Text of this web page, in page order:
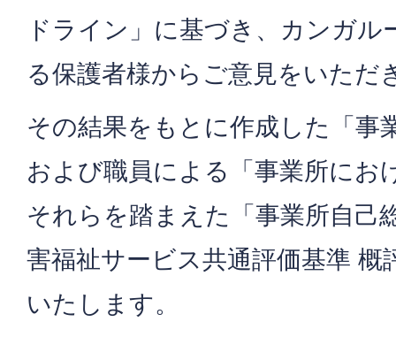
ドライン」に基づき、カンガル
る保護者様からご意見をいただ
その結果をもとに作成した「事
および職員による「事業所にお
それらを踏まえた「事業所自己
害福祉サービス共通評価基準 概
いたします。